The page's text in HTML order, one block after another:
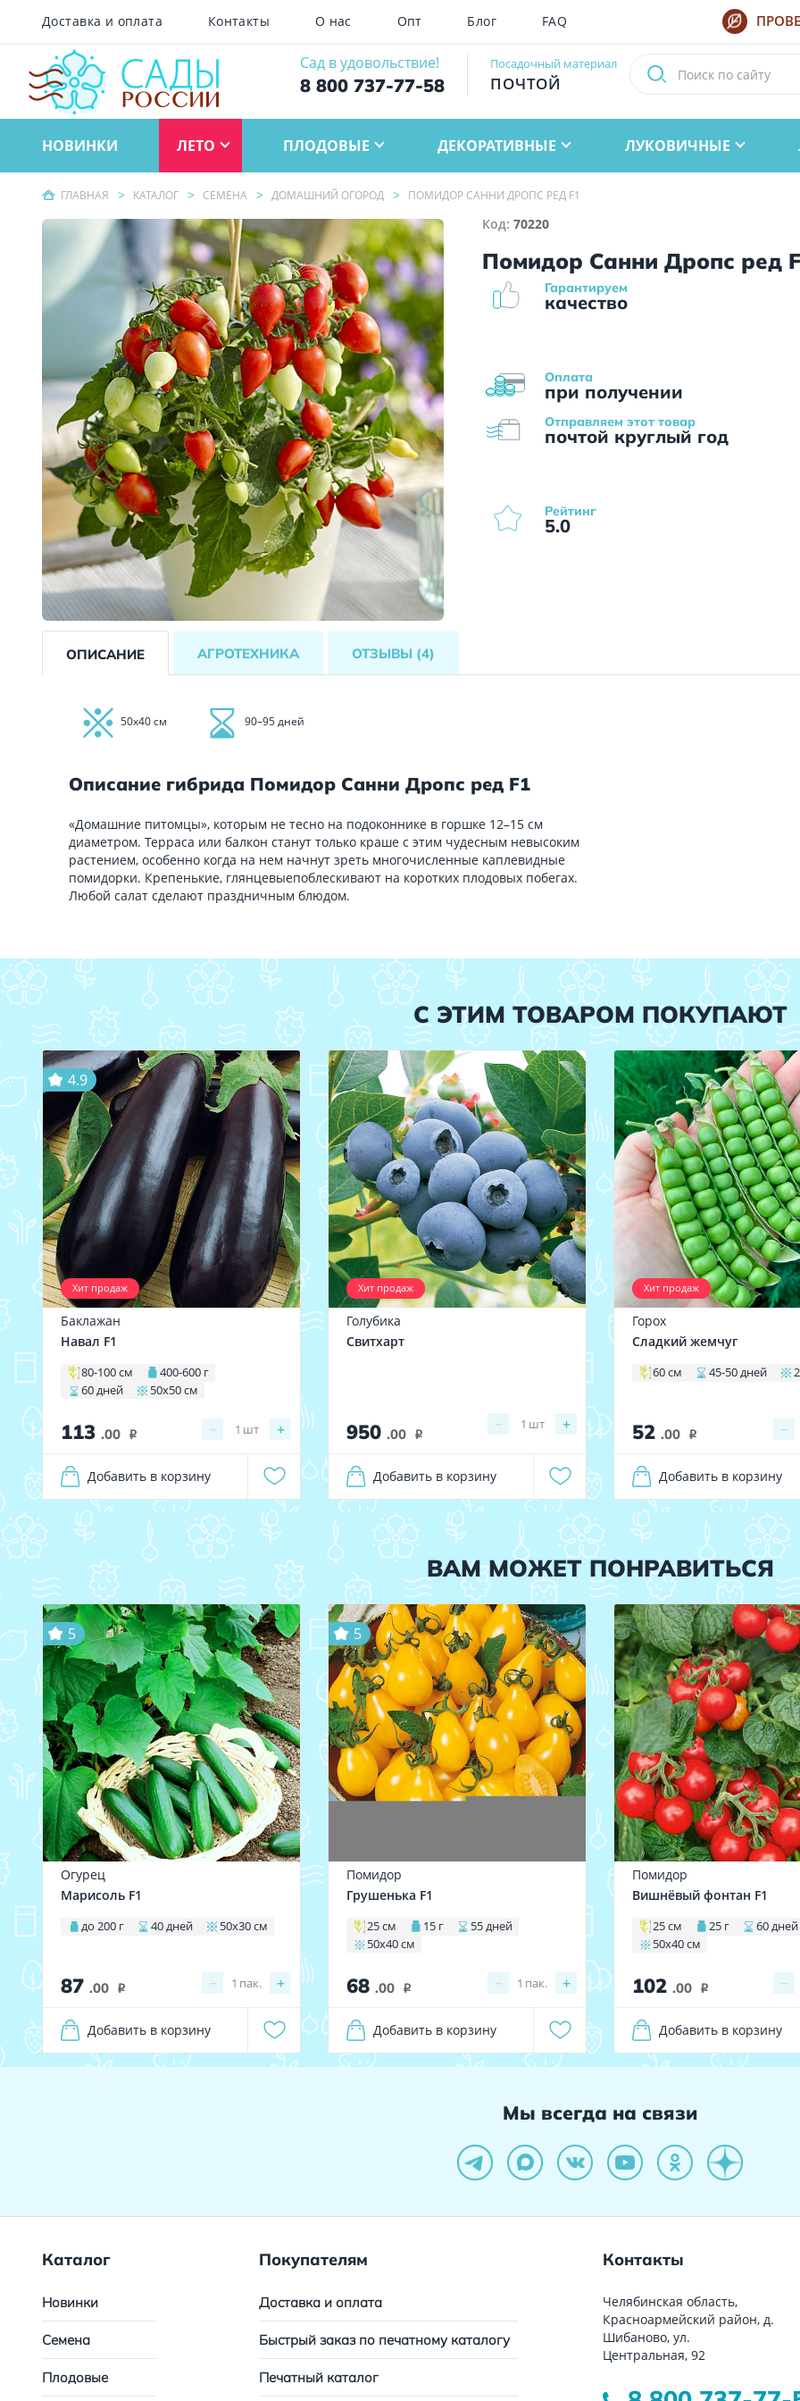
Доставка и оплата Контакты О нас Опт Блог FAQ
Сад в удовольствие!
8 800 737-77-58
Посадочный материал
ПОЧТОЙ
НОВИНКИ ЛЕТО ПЛОДОВЫЕ ДЕКОРАТИВНЫЕ ЛУКОВИЧНЫЕ
ГЛАВНАЯ КАТАЛОГ СЕМЕНА ДОМАШНИЙ ОГОРОД ПОМИДОР САННИ ДРОПС РЕД F1
Код:70220
Помидор Санни Дропс ред
Оплата
при получении
Гарантируем
качество
Отправляем этот товар
почтой круглый год
Рейтинг
5.0
ОПИСАНИЕ АГРОТЕХНИКА ОТЗЫВЫ (4)
50х40 см 90–95 дней
Описание гибрида Помидор Санни Дропс ред F1
«Домашние питомцы», которым не тесно на подоконнике в горшке 12–15 см
диаметром. Терраса или балкон станут только краше с этим чудесным невысоким
растением, особенно когда на нем начнут зреть многочисленные каплевидные
помидорки. Крепенькие, глянцевыепоблескивают на коротких плодовых побегах.
Любой салат сделают праздничным блюдом.
С ЭТИМ ТОВАРОМ ПОКУПАЮТ
Хит продаж
4.9
Баклажан
Навал F1
80-100 см
400-600 г
60 дней
50х50 см
113 .00 i − +
1 шт
Добавить в корзину
Хит продаж
Голубика
Свитхарт
950 .00 i
− +
1 шт
Добавить в корзину
Хит продаж
Горох
Сладкий жемчуг
60 см 45-50 дней
52 .00 i −
Добавить в корзину
ВАМ МОЖЕТ ПОНРАВИТЬСЯ
5
Огурец
Марисоль F1
до 200 г 40 дней 50х30 см
87 .00 i − +
1 пак.
Добавить в корзину
5
Помидор
Грушенька F1
25 см 15 г
55 дней
50х40 см
68 .00 i − +
1 пак.
Добавить в корзину
Помидор
Вишнёвый фонтан F1
25 см 25 г
60 дней
50х40 см
102 .00 i −
Добавить в корзину
Мы всегда на связи
Каталог
Новинки
Семена
Плодовые
Покупателям
Доставка и оплата
Быстрый заказ по печатному каталогу
Печатный каталог
Контакты
Челябинская область,
Красноармейский район, д.
Шибаново, ул.
Центральная, 92